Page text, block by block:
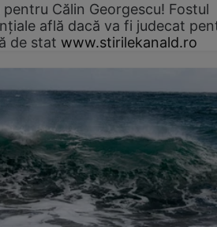
pentru Călin Georgescu! Fostul
află dacă va fi judecat
de stat www.stirilekanald.ro